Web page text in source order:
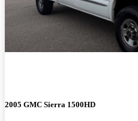
2005 GMC Sierra 1500HD